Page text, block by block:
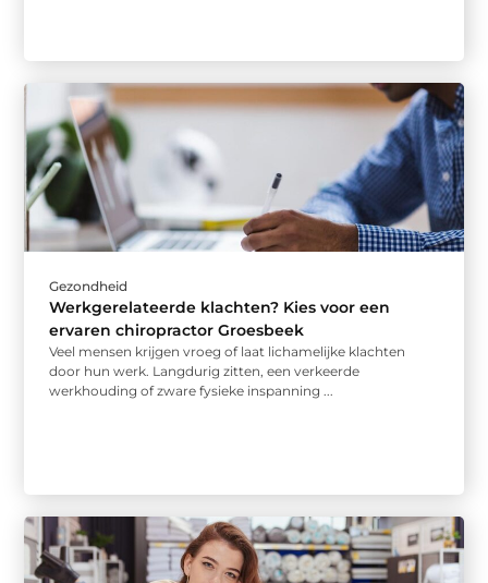
Gezondheid
Werkgerelateerde klachten? Kies voor een
ervaren chiropractor Groesbeek
Veel mensen krijgen vroeg of laat lichamelijke klachten
door hun werk. Langdurig zitten, een verkeerde
werkhouding of zware fysieke inspanning ...